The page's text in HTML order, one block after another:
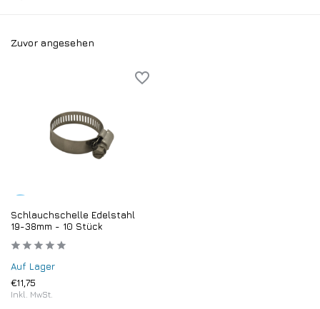
Zuvor angesehen
Schlauchschelle Edelstahl
19-38mm - 10 Stück
Auf Lager
€11,75
Inkl. MwSt.